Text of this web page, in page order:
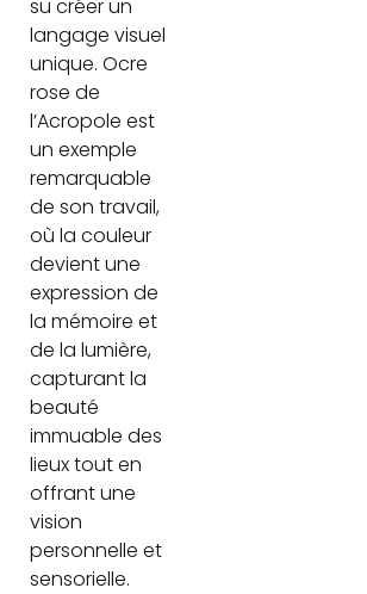
su créer un
langage visuel
unique. Ocre
rose de
l’Acropole est
un exemple
remarquable
de son travail,
où la couleur
devient une
expression de
la mémoire et
de la lumière,
capturant la
beauté
immuable des
lieux tout en
offrant une
vision
personnelle et
sensorielle.